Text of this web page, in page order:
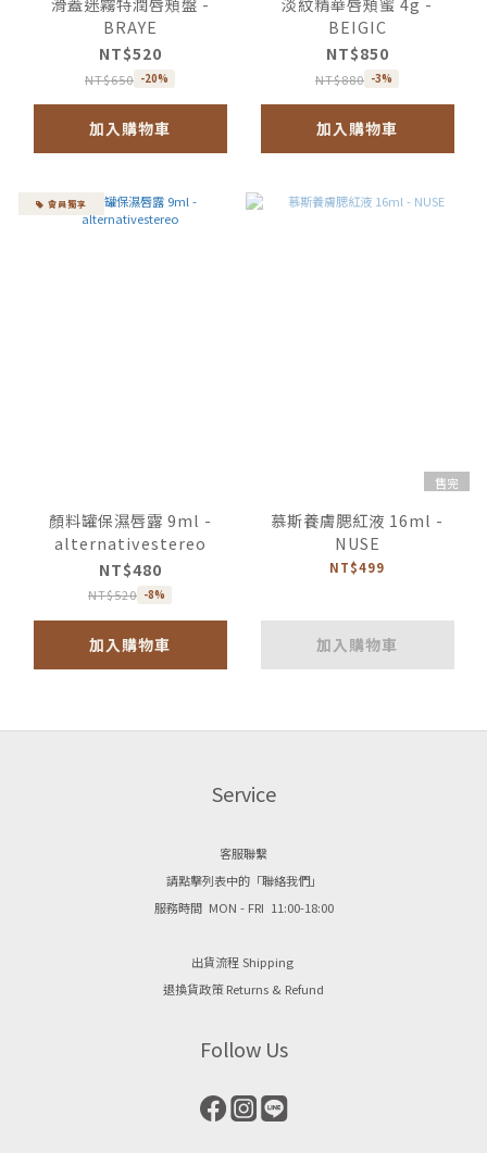
BRAYE
NT$520
NT$650 -20%
加入購物車
BEIGIC
NT$850
NT$880 -3%
加入購物車
會員獨享
顏料罐保濕唇露 9ml -
alternativestereo
NT$480
NT$520 -8%
加入購物車
售完
慕斯養膚腮紅液 16ml -
NUSE
NT$499
加入購物車
Service
客服聯繫
請點擊列表中的「聯絡我們」
服務時間 MON - FRI 11:00-18:00
出貨流程 Shipping
退換貨政策 Returns & Refund
Follow Us